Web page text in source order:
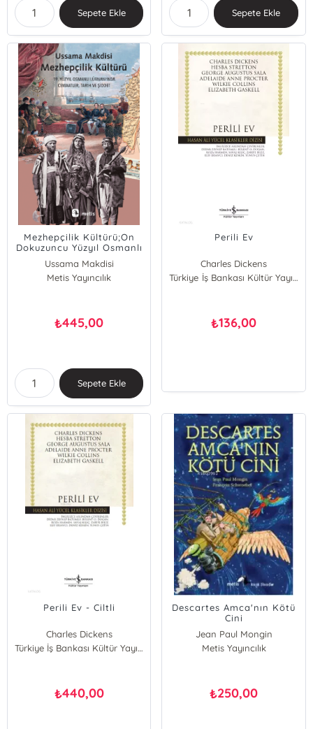
Sepete Ekle Sepete Ekle
Mezhepçilik Kültürü;On
Dokuzuncu Yüzyıl Osmanlı
Lübnanı’nda Cemaatler,
Tarih ve Şiddet
Ussama Makdisi
Cumhur Atay
Metis Yayıncılık
₺445,00
Sepete Ekle
Perili Ev
Charles Dickens
Hesba Stretton
Wilkie Collins
Türkiye İş Bankası Kültür Yayınları
₺136,00
Perili Ev - Ciltli
Charles Dickens
Hesba Stretton
Wilkie Collins
Türkiye İş Bankası Kültür Yayınları
₺440,00
Descartes Amca'nın Kötü
Cini
Jean Paul Mongin
Metis Yayıncılık
₺250,00